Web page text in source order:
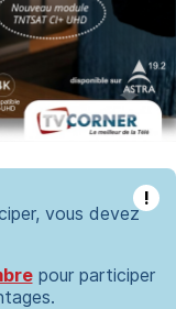
!
vous devez
pour participer